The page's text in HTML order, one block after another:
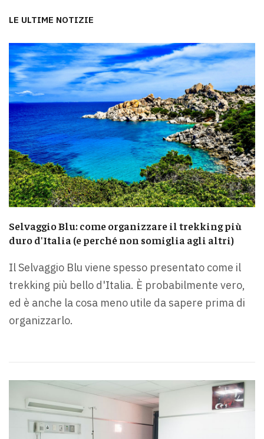
LE ULTIME NOTIZIE
Selvaggio Blu: come organizzare il trekking più
duro d'Italia (e perché non somiglia agli altri)
Il Selvaggio Blu viene spesso presentato come il
trekking più bello d'Italia. È probabilmente vero,
ed è anche la cosa meno utile da sapere prima di
organizzarlo.